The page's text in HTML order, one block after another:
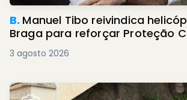
B. Manuel Tibo reivindica
Braga para reforçar Proteção
3 agosto 2026